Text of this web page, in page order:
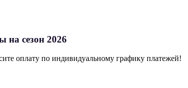
на сезон 2026
оплату по индивидуальному графику платежей!